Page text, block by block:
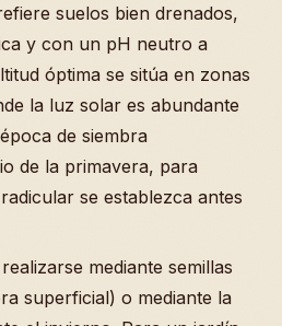
suelos bien drenados,
y con un pH neutro a
óptima se sitúa en zonas
la luz solar es abundante
de siembra
de la primavera, para
se establezca antes
mediante semillas
superficial) o mediante la